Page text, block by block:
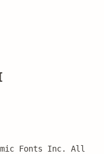
Fonts Inc. All